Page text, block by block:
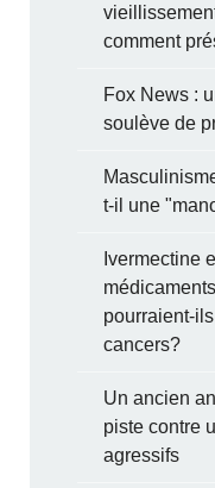
comment
Fox News :
soulève de
t-il une
Ivermectine
pourraient-
cancers?
Un ancien
piste contre
agressifs